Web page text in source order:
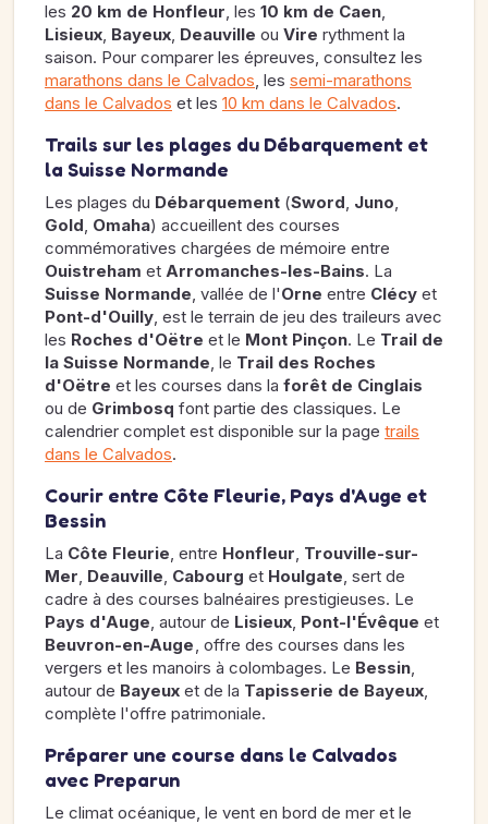
les 20 km de Honfleur, les 10 km de Caen,
Lisieux, Bayeux, Deauville ou Vire rythment la
saison. Pour comparer les épreuves, consultez les
marathons dans le Calvados, les semi-marathons
dans le Calvados et les 10 km dans le Calvados.
Trails sur les plages du Débarquement et
la Suisse Normande
Les plages du Débarquement (Sword, Juno,
Gold, Omaha) accueillent des courses
commémoratives chargées de mémoire entre
Ouistreham et Arromanches-les-Bains. La
Suisse Normande, vallée de l'Orne entre Clécy et
Pont-d'Ouilly, est le terrain de jeu des traileurs avec
les Roches d'Oëtre et le Mont Pinçon. Le Trail de
la Suisse Normande, le Trail des Roches
d'Oëtre et les courses dans la forêt de Cinglais
ou de Grimbosq font partie des classiques. Le
calendrier complet est disponible sur la page trails
dans le Calvados.
Courir entre Côte Fleurie, Pays d'Auge et
Bessin
La Côte Fleurie, entre Honfleur, Trouville-sur-
Mer, Deauville, Cabourg et Houlgate, sert de
cadre à des courses balnéaires prestigieuses. Le
Pays d'Auge, autour de Lisieux, Pont-l'Évêque et
Beuvron-en-Auge, offre des courses dans les
vergers et les manoirs à colombages. Le Bessin,
autour de Bayeux et de la Tapisserie de Bayeux,
complète l'offre patrimoniale.
Préparer une course dans le Calvados
avec Preparun
Le climat océanique, le vent en bord de mer et le